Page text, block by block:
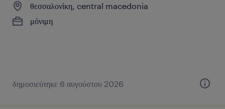
θεσσαλονίκη, central macedonia
μόνιμη
δημοσιεύτηκε 6 αυγούστου 2026